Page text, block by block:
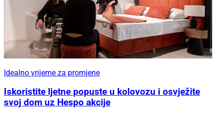
Idealno vrijeme za promjene
Iskoristite ljetne popuste u kolovozu i osvježite
svoj dom uz Hespo akcije